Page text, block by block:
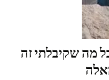
וכל מה שקיבלתי זה